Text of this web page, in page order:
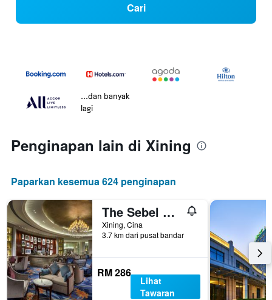
Cari
...dan banyak
lagi
Penginapan lain di Xining
Paparkan kesemua 624 penginapan
The Sebel Xi Ning
Xining, Cina
3.7 km dari pusat bandar
RM 286
Lihat
Tawaran